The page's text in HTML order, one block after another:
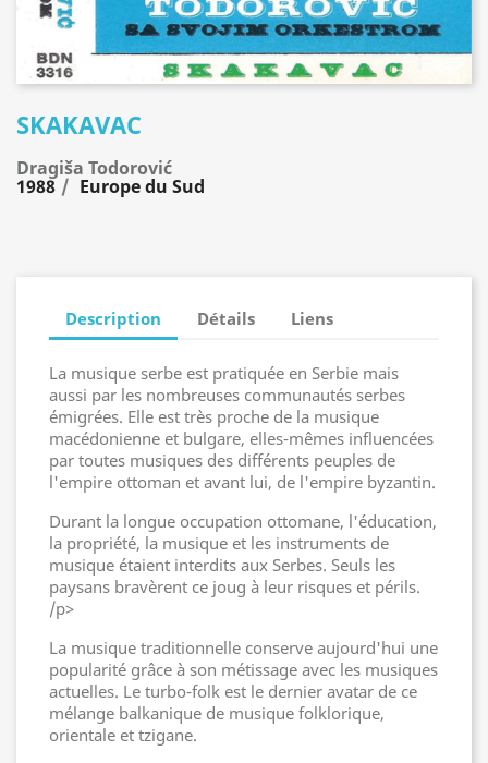
SKAKAVAC
Dragiša Todorović
1988 Europe du Sud
Description Détails Liens
La musique serbe est pratiquée en Serbie mais
aussi par les nombreuses communautés serbes
émigrées. Elle est très proche de la musique
macédonienne et bulgare, elles-mêmes influencées
par toutes musiques des différents peuples de
l'empire ottoman et avant lui, de l'empire byzantin.
Durant la longue occupation ottomane, l'éducation,
la propriété, la musique et les instruments de
musique étaient interdits aux Serbes. Seuls les
paysans bravèrent ce joug à leur risques et périls.
/p>
La musique traditionnelle conserve aujourd'hui une
popularité grâce à son métissage avec les musiques
actuelles. Le turbo-folk est le dernier avatar de ce
mélange balkanique de musique folklorique,
orientale et tzigane.